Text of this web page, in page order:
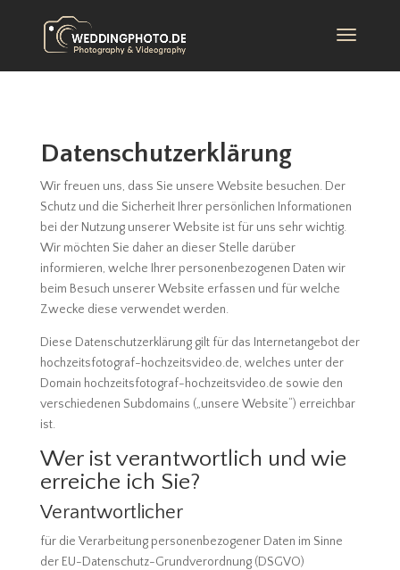
Datenschutzerklärung
Wir freuen uns, dass Sie unsere Website besuchen. Der
Schutz und die Sicherheit Ihrer persönlichen Informationen
bei der Nutzung unserer Website ist für uns sehr wichtig.
Wir möchten Sie daher an dieser Stelle darüber
informieren, welche Ihrer personenbezogenen Daten wir
beim Besuch unserer Website erfassen und für welche
Zwecke diese verwendet werden.
Diese Datenschutzerklärung gilt für das Internetangebot der
hochzeitsfotograf-hochzeitsvideo.de, welches unter der
Domain hochzeitsfotograf-hochzeitsvideo.de sowie den
verschiedenen Subdomains („unsere Website“) erreichbar
ist.
Wer ist verantwortlich und wie
erreiche ich Sie?
Verantwortlicher
für die Verarbeitung personenbezogener Daten im Sinne
der EU-Datenschutz-Grundverordnung (DSGVO)